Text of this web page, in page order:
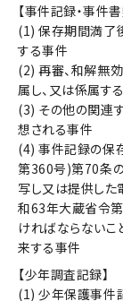
【事件記録・事件書
(1) 保存期間満了
する事件
(2) 再審、和解無
属し、又は係属す
(3) その他の関連
想される事件
(4) 事件記録の保
第360号)第70条
写し又は提供し
和63年大蔵省令
ければならないこ
来する事件
【少年調査記録】
(1) 少年保護事件